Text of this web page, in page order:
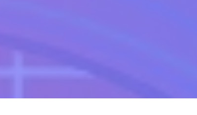
And Mary Lyrics For Zhi Ming Yu Chun Jiao